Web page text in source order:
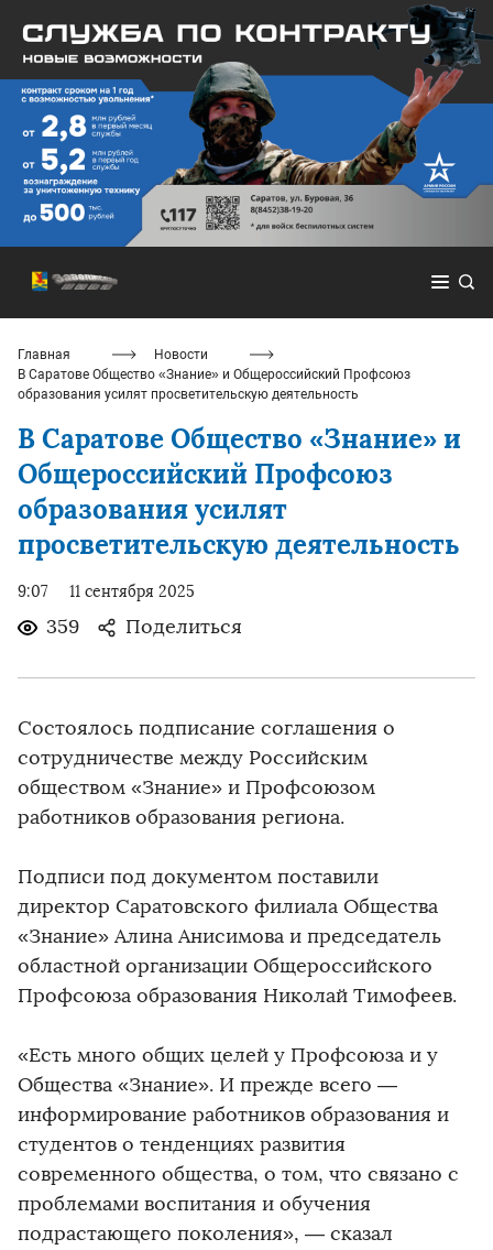
Главная
Новости
В Саратове Общество «Знание» и Общероссийский Профсоюз
образования усилят просветительскую деятельность
В Саратове Общество «Знание» и
Общероссийский Профсоюз
образования усилят
просветительскую деятельность
9:07 11 сентября 2025
359 Поделиться
Состоялось подписание соглашения о
сотрудничестве между Российским
обществом «Знание» и Профсоюзом
работников образования региона.
Подписи под документом поставили
директор Саратовского филиала Общества
«Знание» Алина Анисимова и председатель
областной организации Общероссийского
Профсоюза образования Николай Тимофеев.
«Есть много общих целей у Профсоюза и у
Общества «Знание». И прежде всего —
информирование работников образования и
студентов о тенденциях развития
современного общества, о том, что связано с
проблемами воспитания и обучения
подрастающего поколения», — сказал